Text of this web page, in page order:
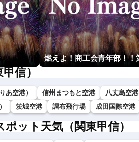
信）
あ空港） 信州まつもと空港 八丈島空港
茨城空港 調布飛行場 成田国際空港
ット天気（関東甲信）